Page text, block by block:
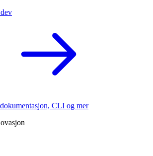
CLI og mer